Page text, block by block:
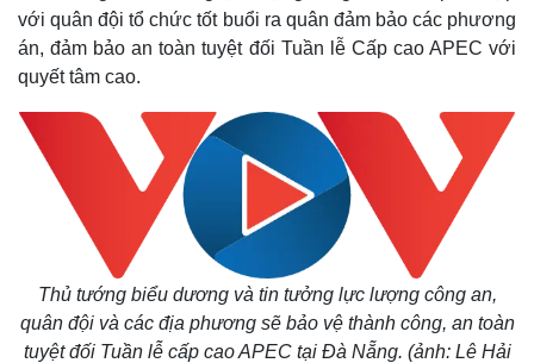
với quân đội tổ chức tốt buổi ra quân đảm bảo các phương
án, đảm bảo an toàn tuyệt đối Tuần lễ Cấp cao APEC với
quyết tâm cao.
Thủ tướng biểu dương và tin tưởng lực lượng công an,
quân đội và các địa phương sẽ bảo vệ thành công, an toàn
tuyệt đối Tuần lễ cấp cao APEC tại Đà Nẵng. (ảnh: Lê Hải